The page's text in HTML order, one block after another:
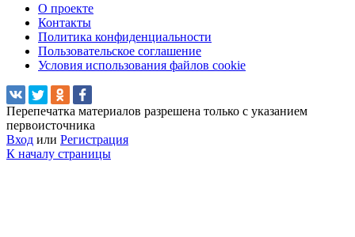
О проекте
Контакты
Политика конфиденциальности
Пользовательское соглашение
Условия использования файлов cookie
Перепечатка материалов разрешена только с указанием
первоисточника
Вход или Регистрация
К началу страницы